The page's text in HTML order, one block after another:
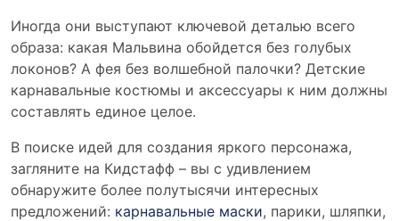
Иногда они выступают ключевой деталью всего
образа: какая Мальвина обойдется без голубых
локонов? А фея без волшебной палочки? Детские
карнавальные костюмы и аксессуары к ним должны
составлять единое целое.
В поиске идей для создания яркого персонажа,
загляните на Кидстафф – вы с удивлением
обнаружите более полутысячи интересных
предложений: карнавальные маски, парики, шляпки,